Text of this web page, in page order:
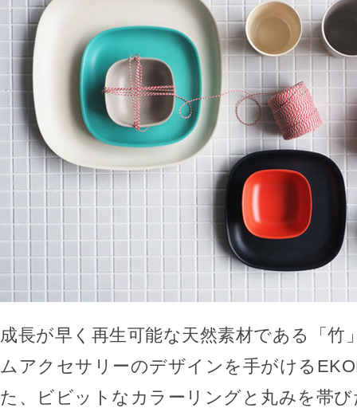
成長が早く再生可能な天然素材である「竹
ムアクセサリーのデザインを手がける
た、ビビットなカラーリングと丸みを帯